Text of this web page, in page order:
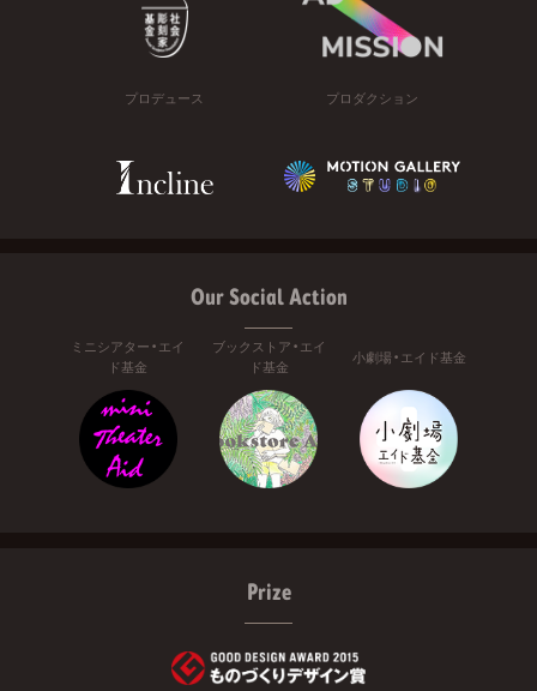
プロデュース プロダクション
Our Social Action
ミニシアター・エイ
ド基金
ブックストア・エイ
ド基金
小劇場・エイド基金
Prize